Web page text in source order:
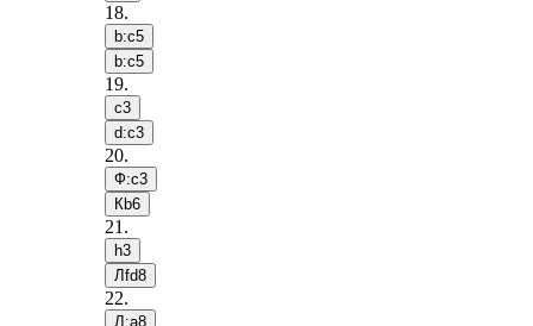
18.
b:c5
b:c5
19.
c3
d:c3
20.
Ф:c3
Кb6
21 .
h3
Лfd8
22.
Л:a8